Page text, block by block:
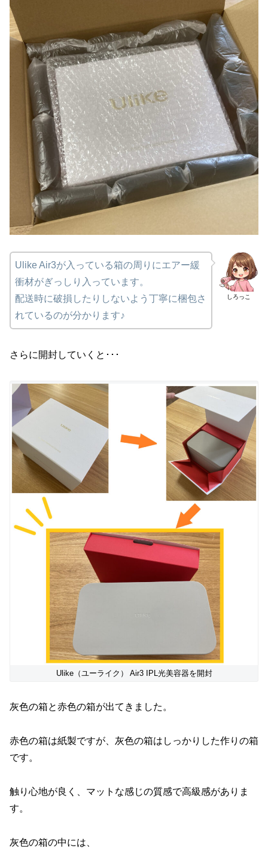
しろっこ
Ulike Air3が入っている箱の周りにエアー緩
衝材がぎっしり入っています。
配送時に破損したりしないよう丁寧に梱包さ
れているのが分かります♪
さらに開封していくと･･･
Ulike（ユーライク） Air3 IPL光美容器を開封
灰色の箱と赤色の箱が出てきました。
赤色の箱は紙製ですが、灰色の箱はしっかりした作りの箱
です。
触り心地が良く、マットな感じの質感で高級感がありま
す。
灰色の箱の中には、